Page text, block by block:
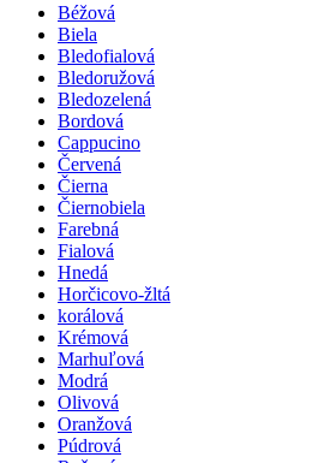
Béžová
Biela
Bledofialová
Bledoružová
Bledozelená
Bordová
Cappucino
Červená
Čierna
Čiernobiela
Farebná
Fialová
Hnedá
Horčicovo-žltá
korálová
Krémová
Marhuľová
Modrá
Olivová
Oranžová
Púdrová